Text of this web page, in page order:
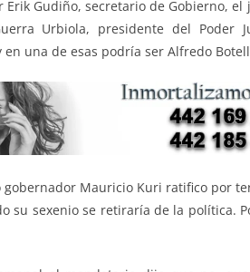
Gudiño, secretario de Gobierno, el
Urbiola, presidente del Poder
una de esas podría ser Alfredo
Mauricio Kuri ratifico por
su sexenio se retiraría de la política.